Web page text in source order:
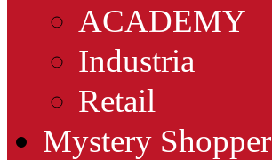
ACADEMY
Industria
Retail
Mystery Shopper